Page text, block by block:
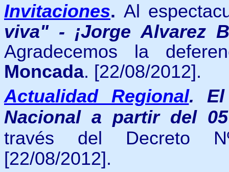
Invitaciones. Al
viva" - ¡Jorge Alvarez
Agradecemos la
Moncada. [22/08/2012].
Actualidad Regional.
Nacional a partir del
través del Decreto Nº
[22/08/2012].